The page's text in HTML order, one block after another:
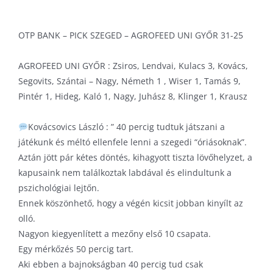
OTP BANK – PICK SZEGED – AGROFEED UNI GYŐR 31-25
AGROFEED UNI GYŐR : Zsiros, Lendvai, Kulacs 3, Kovács,
Segovits, Szántai – Nagy, Németh 1 , Wiser 1, Tamás 9,
Pintér 1, Hideg, Kaló 1, Nagy, Juhász 8, Klinger 1, Krausz
Kovácsovics László : ” 40 percig tudtuk játszani a
játékunk és méltó ellenfele lenni a szegedi “óriásoknak”.
Aztán jött pár kétes döntés, kihagyott tiszta lövőhelyzet, a
kapusaink nem találkoztak labdával és elindultunk a
pszichológiai lejtőn.
Ennek köszönhető, hogy a végén kicsit jobban kinyílt az
olló.
Nagyon kiegyenlített a mezőny első 10 csapata.
Egy mérkőzés 50 percig tart.
Aki ebben a bajnokságban 40 percig tud csak